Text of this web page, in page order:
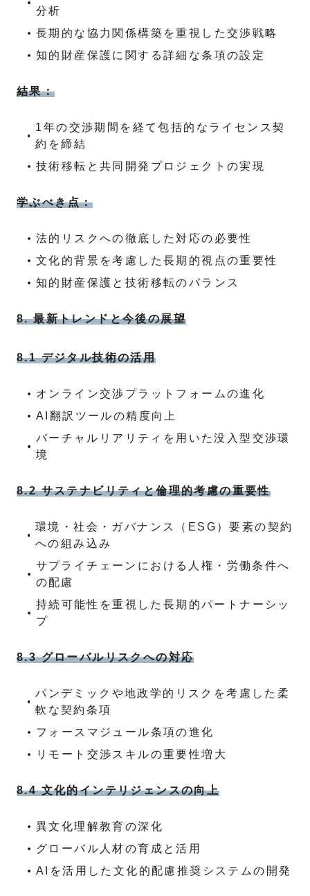
分析
長期的な協力関係構築を重視した交渉戦略
知的財産保護に関する詳細な条項の設定
結果：
1年の交渉期間を経て包括的なライセンス契
約を締結
技術移転と共同開発プロジェクトの実現
学ぶべき点：
法的リスクへの徹底した対応の必要性
文化的背景を考慮した長期的視点の重要性
知的財産保護と技術移転のバランス
8. 最新トレンドと今後の展望
8.1 デジタル技術の活用
オンライン交渉プラットフォームの進化
AI翻訳ツールの精度向上
バーチャルリアリティを用いた没入型交渉環
境
8.2 サステナビリティと倫理的考慮の重要性
環境・社会・ガバナンス（ESG）要素の契約
への組み込み
サプライチェーンにおける人権・労働条件へ
の配慮
持続可能性を重視した長期的パートナーシッ
プ
8.3 グローバルリスクへの対応
パンデミックや地政学的リスクを考慮した柔
軟な契約条項
フォースマジュール条項の進化
リモート交渉スキルの重要性増大
8.4 文化的インテリジェンスの向上
異文化理解教育の深化
グローバル人材の育成と活用
AIを活用した文化的配慮推奨システムの開発